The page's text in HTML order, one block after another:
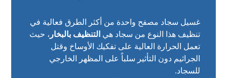
غسيل سجاد مصفح واحدة من أكثر الطرق فعالية في
تنظيف هذا النوع من سجاد هي التنظيف بالبخار ، حيث
تعمل الحرارة العالية على تفكيك الأوساخ وقتل
الجراثيم دون التأثير سلباً على المظهر الخارجي
للسجاد.